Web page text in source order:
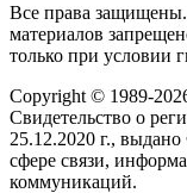
Все права
материалов
только при условии
Copyright © 1989-
Свидетельство о
25.12.2020 г.,
сфере связи,
коммуникаций.